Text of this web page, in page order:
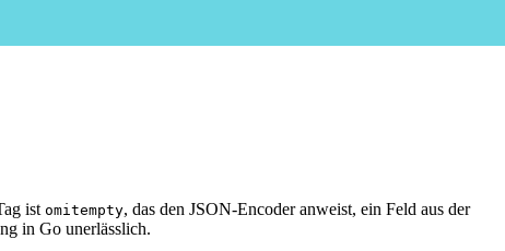
ist omitempty, das den JSON-Encoder anweist, ein Feld aus der
in Go unerlässlich.